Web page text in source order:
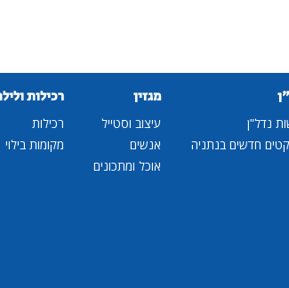
נדל"ן
חדשים בנתניה
מגזין
עיצוב וסטייל
אנשים
אוכל ומתכונים
רכילות
רכילות
מקומות בילוי